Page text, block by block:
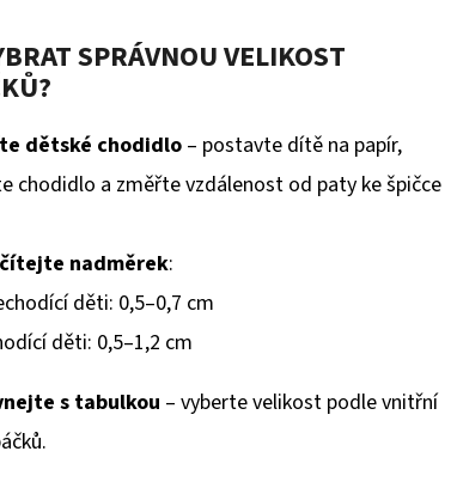
SPRÁVNOU VELIKOST
dětské chodidlo – postavte dítě na papír,
chodidlo a změřte vzdálenost od paty ke špičce
nadměrek:
děti: 0,5–0,7 cm
děti: 0,5–1,2 cm
s tabulkou – vyberte velikost podle vnitřní